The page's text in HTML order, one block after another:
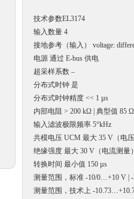
技术参数EL3174
输入数量 4
接地参考（输入） voltage:
电源 通过 E-bus 供电
超采样系数 –
分布式时钟 是
分布式时钟精度 << 1 µs
内部电阻 > 200 kΩ | 典型值 85 Ω
输入滤波极限频率 5°kHz
共模电压 UCM 最大 35 V（电
绝缘强度 最大 30 V（电流测量
转换时间 最小值 150 µs
测量范围，标准 -10/0…+10 V |
测量范围，技术上 -